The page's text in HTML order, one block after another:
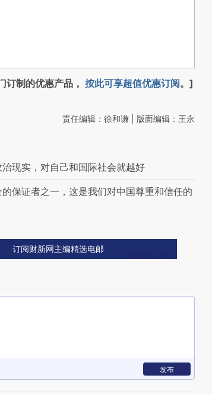
订制的优惠产品， 按此可享超值优惠订阅。]
责任编辑：徐和谦 | 版面编辑：王永
现实，对自己和国际社会就越好
保证者之一，这是我们对中国尊重和信任的
订阅财新网主编精选电邮
发布